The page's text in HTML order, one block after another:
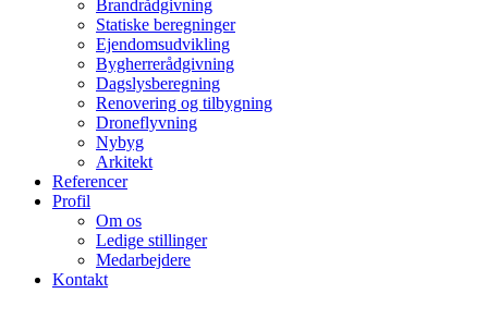
Brandrådgivning
Statiske beregninger
Ejendomsudvikling
Bygherrerådgivning
Dagslysberegning
Renovering og tilbygning
Droneflyvning
Nybyg
Arkitekt
Referencer
Profil
Om os
Ledige stillinger
Medarbejdere
Kontakt